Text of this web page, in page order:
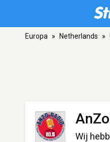
Europa » Netherlands »
Wij